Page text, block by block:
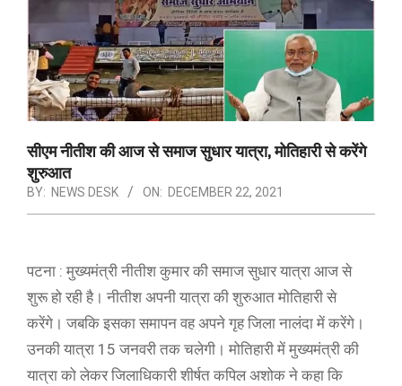
सीएम नीतीश की आज से समाज सुधार यात्रा, मोतिहारी से करेंगे
शुरुआत
BY: NEWS DESK ON: DECEMBER 22, 2021
पटना : मुख्यमंत्री नीतीश कुमार की समाज सुधार यात्रा आज से
शुरू हो रही है। नीतीश अपनी यात्रा की शुरुआत मोतिहारी से
करेंगे। जबकि इसका समापन वह अपने गृह जिला नालंदा में करेंगे।
उनकी यात्रा 15 जनवरी तक चलेगी। मोतिहारी में मुख्यमंत्री की
यात्रा को लेकर जिलाधिकारी शीर्षत कपिल अशोक ने कहा कि